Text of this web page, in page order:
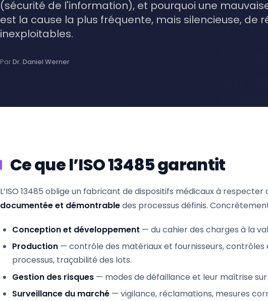
(sécurité de l'information), et pourquoi une
est la cause la plus fréquente, mais silencieuse, de
inexploitables.
ParDr. Daniel Werner
Ce que l’ISO 13485 garantit
L’ISO 13485 oblige un fabricant de dispositifs médicaux à respecter
documentée et démontrabledes processus définis.
Conception et développement — du cahier des charges à la
Production — contrôle des matériaux et fournisseurs, contrôles
processus, traçabilité des lots.
Gestion des risques — modes de défaillance et leur maîtrise
Surveillance du marché — vigilance, réclamations, mesures